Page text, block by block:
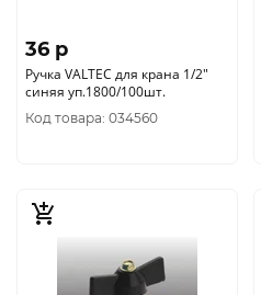
36 p
Ручка VALTEC для крана 1/2"
синяя уп.1800/100шт.
Код товара: 034560